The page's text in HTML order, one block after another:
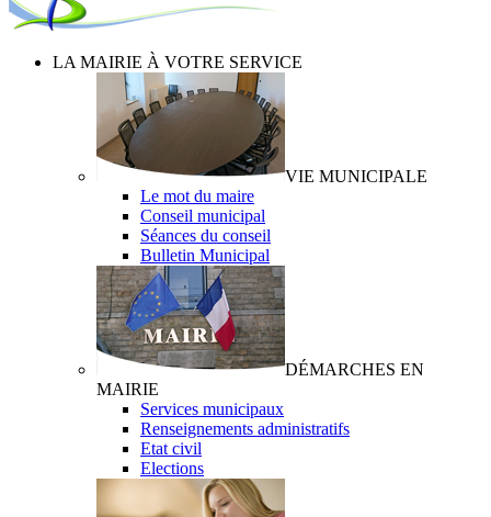
LA MAIRIE À VOTRE SERVICE
VIE MUNICIPALE
Le mot du maire
Conseil municipal
Séances du conseil
Bulletin Municipal
DÉMARCHES EN
MAIRIE
Services municipaux
Renseignements administratifs
Etat civil
Elections